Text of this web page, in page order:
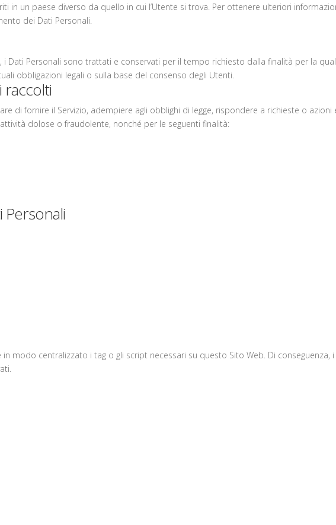
in un paese diverso da quello in cui l’Utente si trova. Per ottenere ulteriori
dei Dati Personali.
Dati Personali sono trattati e conservati per il tempo richiesto dalla finalità per la
obbligazioni legali o sulla base del consenso degli Utenti.
raccolti
di fornire il Servizio, adempiere agli obblighi di legge, rispondere a richieste o
dolose o fraudolente, nonché per le seguenti finalità:
modo centralizzato i tag o gli script necessari su questo Sito Web. Di